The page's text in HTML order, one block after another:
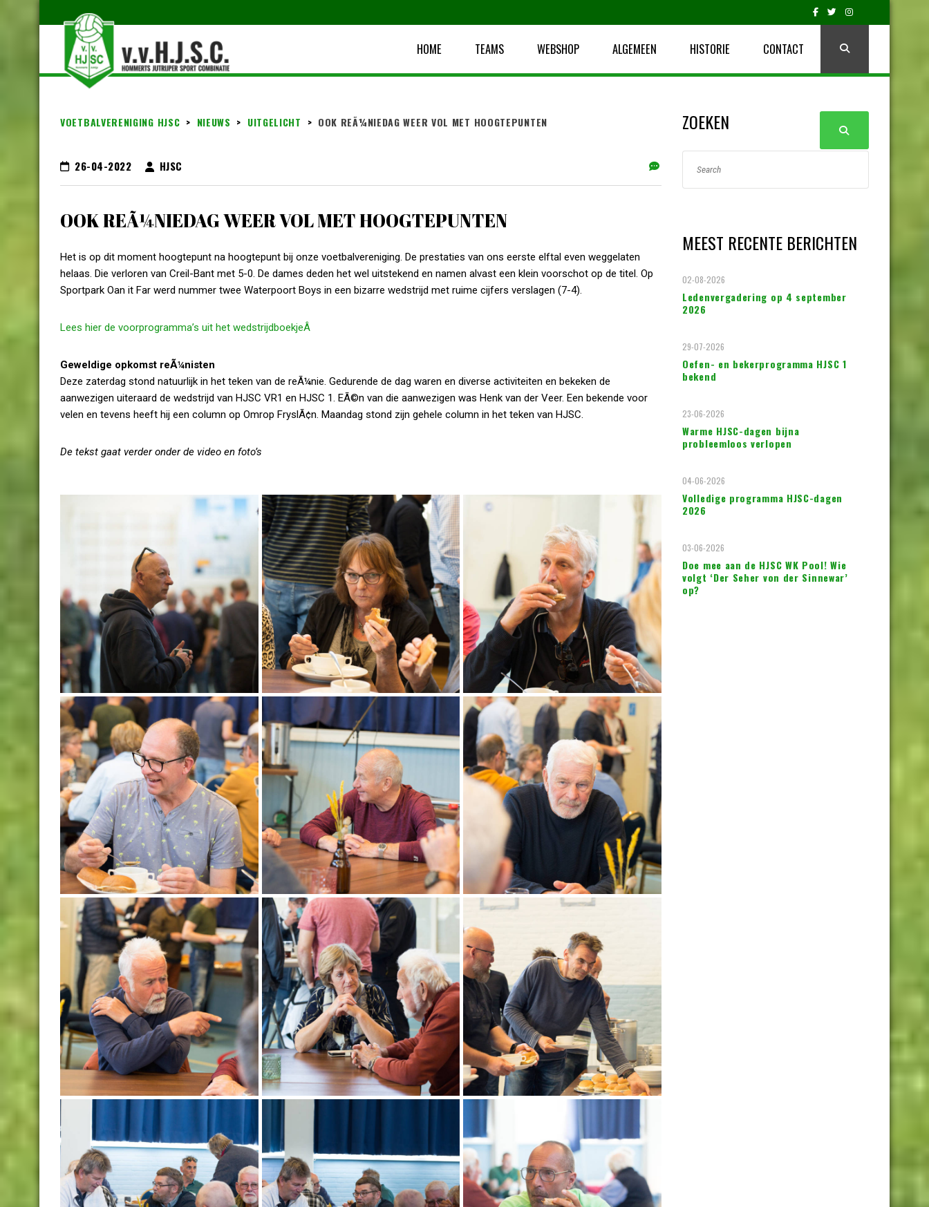
HOME TEAMS WEBSHOP ALGEMEEN HISTORIE CONTACT
VOETBALVERENIGING HJSC > NIEUWS > UITGELICHT > OOK REÃ¼NIEDAG WEER VOL MET HOOGTEPUNTEN
26-04-2022 HJSC
OOK REÃ¼NIEDAG WEER VOL MET HOOGTEPUNTEN
Het is op dit moment hoogtepunt na hoogtepunt bij onze voetbalvereniging. De prestaties van ons eerste elftal even weggelaten
helaas. Die verloren van Creil-Bant met 5-0. De dames deden het wel uitstekend en namen alvast een klein voorschot op de titel. Op
Sportpark Oan it Far werd nummer twee Waterpoort Boys in een bizarre wedstrijd met ruime cijfers verslagen (7-4).
Lees hier de voorprogramma’s uit het wedstrijdboekjeÂ
Geweldige opkomst reÃ¼nisten
Deze zaterdag stond natuurlijk in het teken van de reÃ¼nie. Gedurende de dag waren en diverse activiteiten en bekeken de
aanwezigen uiteraard de wedstrijd van HJSC VR1 en HJSC 1. EÃ©n van die aanwezigen was Henk van der Veer. Een bekende voor
velen en tevens heeft hij een column op Omrop FryslÃ¢n. Maandag stond zijn gehele column in het teken van HJSC.
De tekst gaat verder onder de video en foto’s
ZOEKEN
MEEST RECENTE BERICHTEN
Ledenvergadering op 4 september
2026
02-08-2026
Oefen- en bekerprogramma HJSC 1
bekend
29-07-2026
Warme HJSC-dagen bijna
probleemloos verlopen
23-06-2026
Volledige programma HJSC-dagen
2026
04-06-2026
Doe mee aan de HJSC WK Pool! Wie
volgt ‘Der Seher von der Sinnewar’
op?
03-06-2026